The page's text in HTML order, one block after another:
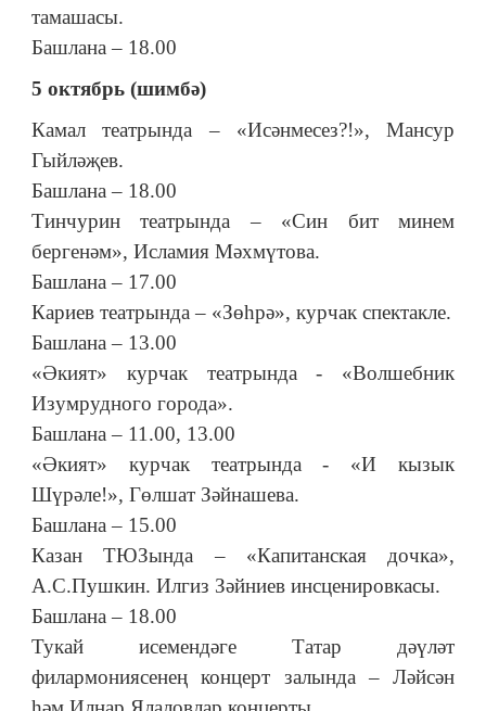
тамашасы.
Башлана – 18.00
5 октябрь (шимбә)
Камал театрында – «Исәнмесез?!», Мансур
Гыйләҗев.
Башлана – 18.00
Тинчурин театрында – «Син бит минем
бергенәм», Исламия Мәхмүтова.
Башлана – 17.00
Кариев театрында – «Зөһрә», курчак спектакле.
Башлана – 13.00
«Әкият» курчак театрында - «Волшебник
Изумрудного города».
Башлана – 11.00, 13.00
«Әкият» курчак театрында - «И кызык
Шүрәле!», Гөлшат Зәйнашева.
Башлана – 15.00
Казан ТЮЗында – «Капитанская дочка»,
А.С.Пушкин. Илгиз Зәйниев инсценировкасы.
Башлана – 18.00
Тукай исемендәге Татар дәүләт
филармониясенең концерт залында – Ләйсән